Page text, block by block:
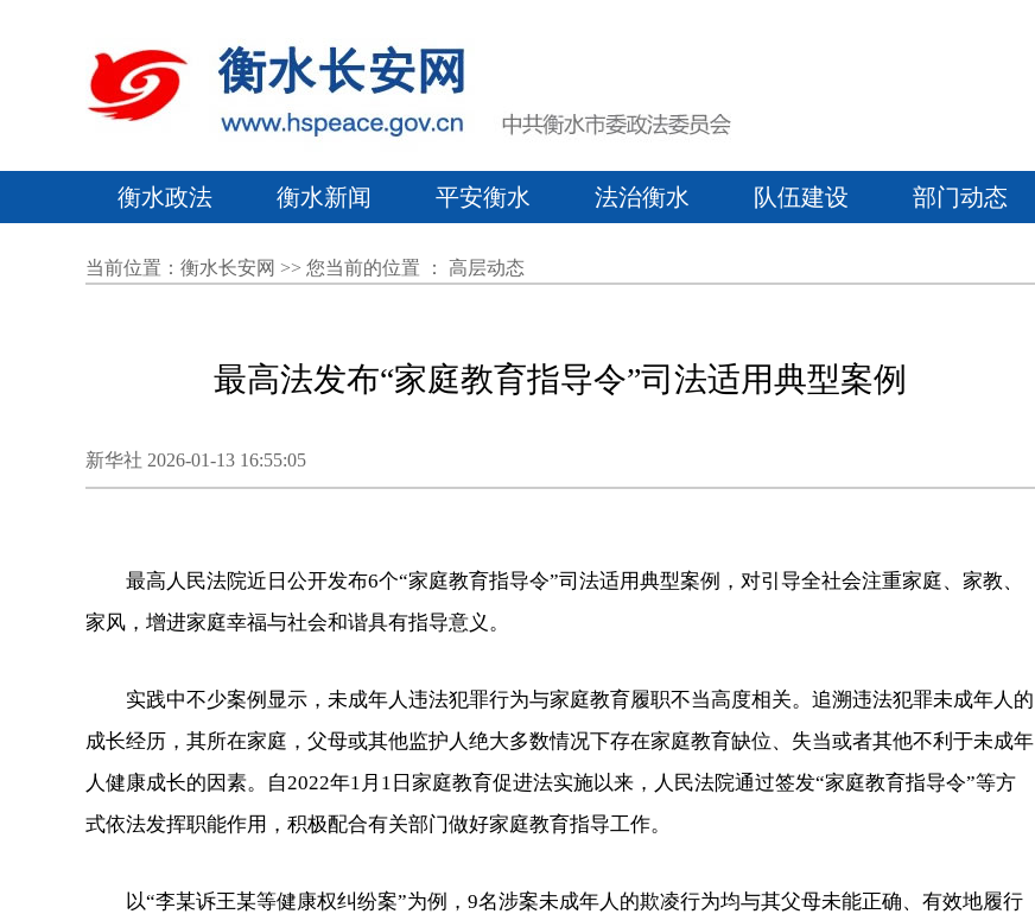
衡水政法 衡水新闻 平安衡水 法治衡水 队伍建设 部门动态
当前位置： 衡水长安网 >> 您当前的位置 ： 高层动态
最高法发布“家庭教育指导令”司法适用典型案例
新华社 2026-01-13 16:55:05
最高人民法院近日公开发布6个“家庭教育指导令”司法适用典型案例，对引导全社会注重家庭、家教、
家风，增进家庭幸福与社会和谐具有指导意义。
实践中不少案例显示，未成年人违法犯罪行为与家庭教育履职不当高度相关。追溯违法犯罪未成年人的
成长经历，其所在家庭，父母或其他监护人绝大多数情况下存在家庭教育缺位、失当或者其他不利于未成年
人健康成长的因素。自2022年1月1日家庭教育促进法实施以来，人民法院通过签发“家庭教育指导令”等方
式依法发挥职能作用，积极配合有关部门做好家庭教育指导工作。
以“李某诉王某等健康权纠纷案”为例，9名涉案未成年人的欺凌行为均与其父母未能正确、有效地履行